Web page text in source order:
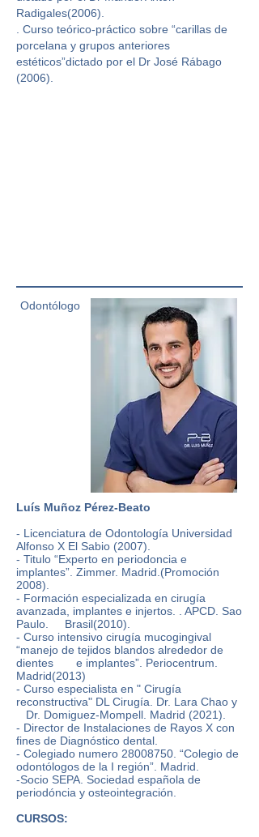
Radigales(2006).
. Curso teórico-práctico sobre “carillas de
porcelana y grupos anteriores
estéticos”dictado por el Dr José Rábago
(2006).
Odontólogo
Luís Muñoz Pérez-Beato
- Licenciatura de Odontología Universidad
Alfonso X El Sabio (2007).
- Titulo “Experto en periodoncia e
implantes”. Zimmer. Madrid.(Promoción
2008).
- Formación especializada en cirugía
avanzada, implantes e injertos. . APCD. Sao
Paulo. Brasil(2010).
- Curso intensivo cirugía mucogingival
“manejo de tejidos blandos alrededor de
dientes e implantes”. Periocentrum.
Madrid(2013)
- Curso especialista en " Cirugía
reconstructiva" DL Cirugía. Dr. Lara Chao y
Dr. Domiguez-Mompell. Madrid (2021).
- Director de Instalaciones de Rayos X con
fines de Diagnóstico dental.
- Colegiado numero 28008750. “Colegio de
odontólogos de la I región”. Madrid.
-Socio SEPA. Sociedad española de
periodóncia y osteointegración.
CURSOS: